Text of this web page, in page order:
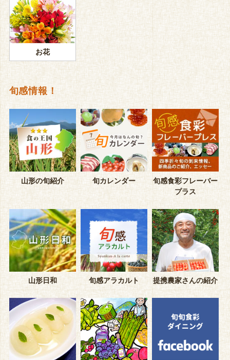
お花
旬感情報！
山形の旬紹介 旬カレンダー
旬感食彩フレーバー
プラス
山形日和 旬感アラカルト 提携農家さんの紹介